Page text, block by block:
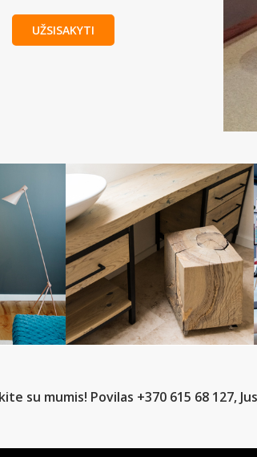
UŽSISAKYTI
su mumis! Povilas +370 615 68 127,